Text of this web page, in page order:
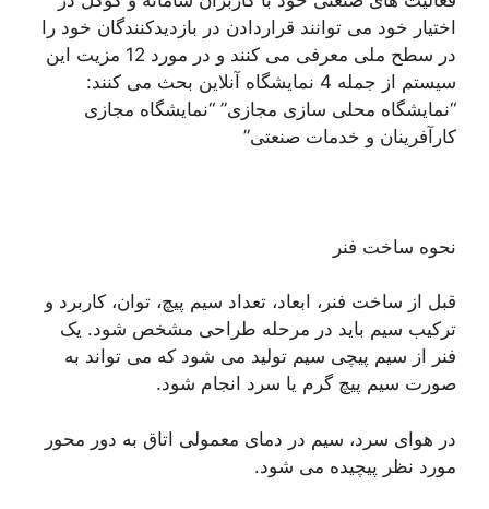
اختیار خود می توانند قراردادن در بازدیدکنندگان خود را
در سطح ملی معرفی می کنند و در مورد 12 مزیت این
سیستم از جمله 4 نمایشگاه آنلاین بحث می کنند:
“نمایشگاه محلی سازی مجازی” “نمایشگاه مجازی
کارآفرینان و خدمات صنعتی”
نحوه ساخت فنر
قبل از ساخت فنر، ابعاد، تعداد سیم پیچ، توان، کاربرد و
ترکیب سیم باید در مرحله طراحی مشخص شود. یک
فنر از سیم پیچی سیم تولید می شود که می تواند به
صورت سیم پیچ گرم یا سرد انجام شود.
در هوای سرد، سیم در دمای معمولی اتاق به دور محور
مورد نظر پیچیده می شود.